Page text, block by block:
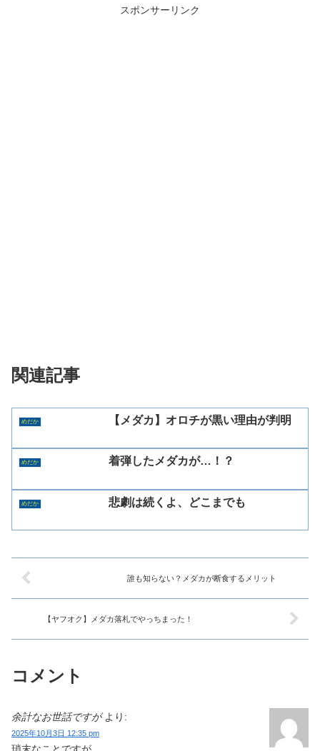
スポンサーリンク
関連記事
めだか 【メダカ】オロチが黒い理由が判明
めだか 着弾したメダカが…！？
めだか 悲劇は続くよ、どこまでも
誰も知らない？メダカが断食するメリット
【ヤフオク】メダカ落札でやっちまった！
コメント
余計なお世話ですが より:
2025年10月3日 12:35 pm